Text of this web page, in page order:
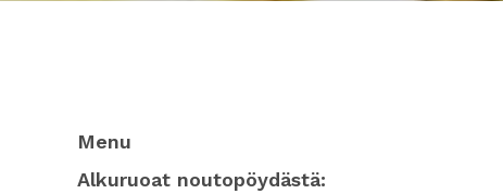
Menu
Alkuruoat noutopöydästä: